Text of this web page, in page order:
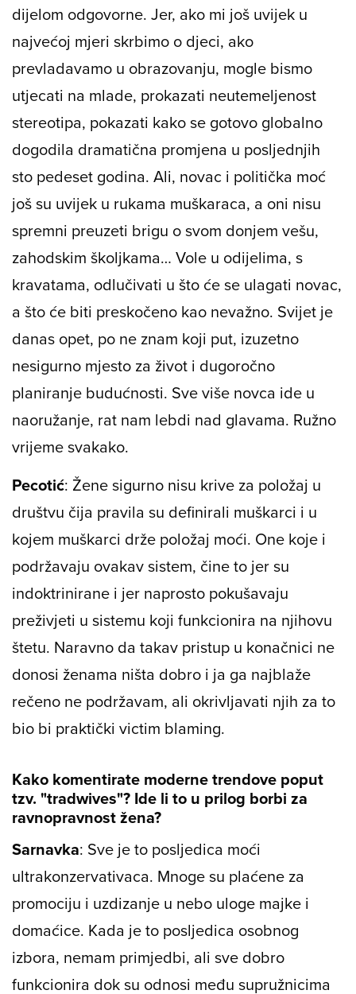
dijelom odgovorne. Jer, ako mi još uvijek u
najvećoj mjeri skrbimo o djeci, ako
prevladavamo u obrazovanju, mogle bismo
utjecati na mlade, prokazati neutemeljenost
stereotipa, pokazati kako se gotovo globalno
dogodila dramatična promjena u posljednjih
sto pedeset godina. Ali, novac i politička moć
još su uvijek u rukama muškaraca, a oni nisu
spremni preuzeti brigu o svom donjem vešu,
zahodskim školjkama… Vole u odijelima, s
kravatama, odlučivati u što će se ulagati novac,
a što će biti preskočeno kao nevažno. Svijet je
danas opet, po ne znam koji put, izuzetno
nesigurno mjesto za život i dugoročno
planiranje budućnosti. Sve više novca ide u
naoružanje, rat nam lebdi nad glavama. Ružno
vrijeme svakako.
Pecotić: Žene sigurno nisu krive za položaj u
društvu čija pravila su definirali muškarci i u
kojem muškarci drže položaj moći. One koje i
podržavaju ovakav sistem, čine to jer su
indoktrinirane i jer naprosto pokušavaju
preživjeti u sistemu koji funkcionira na njihovu
štetu. Naravno da takav pristup u konačnici ne
donosi ženama ništa dobro i ja ga najblaže
rečeno ne podržavam, ali okrivljavati njih za to
bio bi praktički victim blaming.
Kako komentirate moderne trendove poput
tzv. "tradwives"? Ide li to u prilog borbi za
ravnopravnost žena?
Sarnavka: Sve je to posljedica moći
ultrakonzervativaca. Mnoge su plaćene za
promociju i uzdizanje u nebo uloge majke i
domaćice. Kada je to posljedica osobnog
izbora, nemam primjedbi, ali sve dobro
funkcionira dok su odnosi među supružnicima